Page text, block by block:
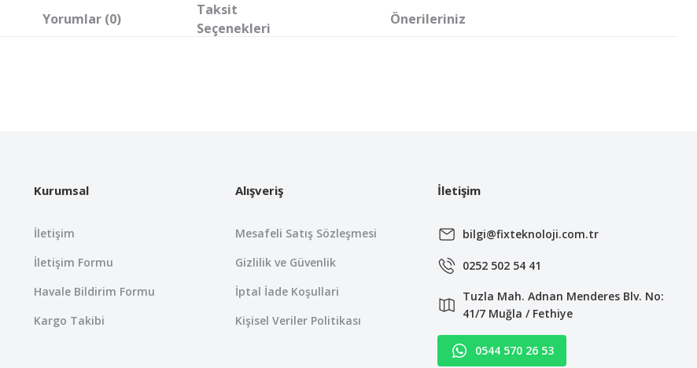
Yorumlar (0)
Taksit
Seçenekleri
Önerileriniz
Kurumsal
İletişim
İletişim Formu
Havale Bildirim Formu
Kargo Takibi
Alışveriş
Mesafeli Satış Sözleşmesi
Gizlilik ve Güvenlik
İptal İade Koşullari
Kişisel Veriler Politikası
İletişim
bilgi@fixteknoloji.com.tr
0252 502 54 41
Tuzla Mah. Adnan Menderes Blv. No:
41/7 Muğla / Fethiye
0544 570 26 53